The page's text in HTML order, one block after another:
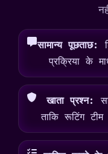
सामान्य पूछताछ:
प्रक्रिया के
खाता प्रश्न:
ताकि रूटिंग